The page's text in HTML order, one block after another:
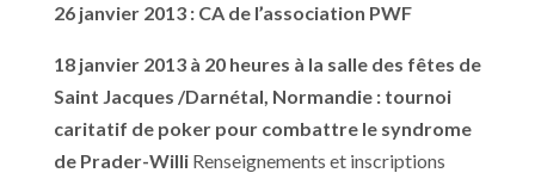
26 janvier 2013 : CA de l’association PWF
18 janvier 2013 à 20 heures à la salle des fêtes de
Saint Jacques /Darnétal, Normandie : tournoi
caritatif de poker pour combattre le syndrome
de Prader-WilliRenseignements et inscriptions